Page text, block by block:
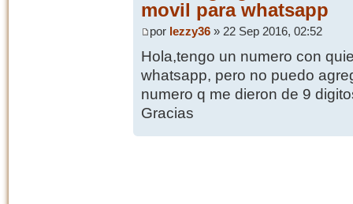
movil para whatsapp
por lezzy36» 22 Sep 2016, 02:52
Hola,tengo un numero con
whatsapp, pero no puedo
numero q me dieron de 9
Gracias